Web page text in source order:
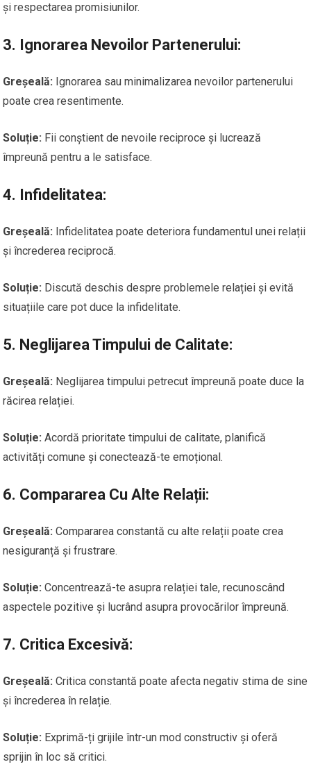
și respectarea promisiunilor.
3. Ignorarea Nevoilor Partenerului:
Greșeală: Ignorarea sau minimalizarea nevoilor partenerului
poate crea resentimente.
Soluție: Fii conștient de nevoile reciproce și lucrează
împreună pentru a le satisface.
4. Infidelitatea:
Greșeală: Infidelitatea poate deteriora fundamentul unei relații
și încrederea reciprocă.
Soluție: Discută deschis despre problemele relației și evită
situațiile care pot duce la infidelitate.
5. Neglijarea Timpului de Calitate:
Greșeală: Neglijarea timpului petrecut împreună poate duce la
răcirea relației.
Soluție: Acordă prioritate timpului de calitate, planifică
activități comune și conectează-te emoțional.
6. Compararea Cu Alte Relații:
Greșeală: Compararea constantă cu alte relații poate crea
nesiguranță și frustrare.
Soluție: Concentrează-te asupra relației tale, recunoscând
aspectele pozitive și lucrând asupra provocărilor împreună.
7. Critica Excesivă:
Greșeală: Critica constantă poate afecta negativ stima de sine
și încrederea în relație.
Soluție: Exprimă-ți grijile într-un mod constructiv și oferă
sprijin în loc să critici.